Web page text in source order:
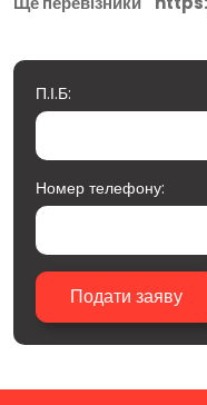
П.І.Б:
Номер телефону: